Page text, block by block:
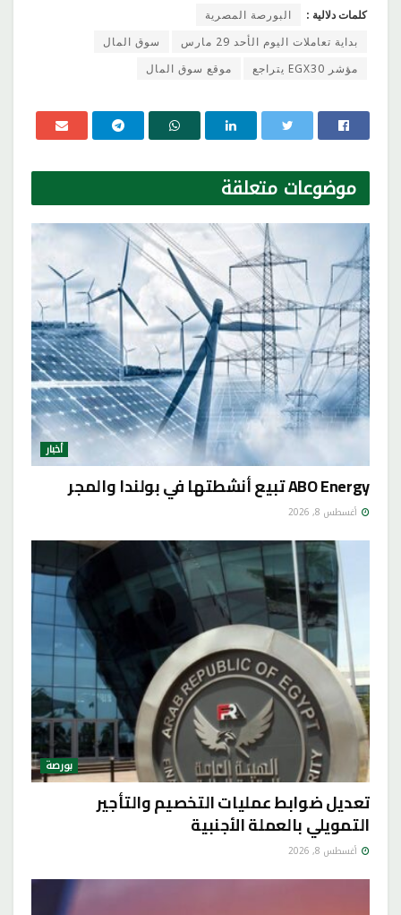
كلمات دلالية :
البورصة المصرية
بداية تعاملات اليوم الأحد 29 مارس
سوق المال
مؤشر EGX30 يتراجع
موقع سوق المال
موضوعات متعلقة
أخبار
ABO Energy تبيع أنشطتها في بولندا والمجر
أغسطس 8, 2026
بورصة
تعديل ضوابط عمليات التخصيم والتأجير
التمويلي بالعملة الأجنبية
أغسطس 8, 2026